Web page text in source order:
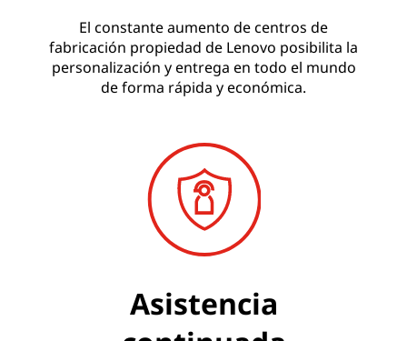
El constante aumento de centros de
fabricación propiedad de Lenovo posibilita la
personalización y entrega en todo el mundo
de forma rápida y económica.
Asistencia